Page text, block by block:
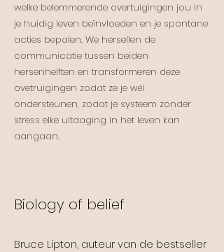
welke belemmerende overtuigingen jou in
je huidig leven beïnvloeden en je spontane
acties bepalen. We hersellen de
communicatie tussen beiden
hersenhelften en transformeren deze
ovetruigingen zodat ze je wél
ondersteunen, zodat je systeem zonder
stress elke uitdaging in het leven kan
aangaan.
Biology of belief
Bruce Lipton, auteur van de bestseller